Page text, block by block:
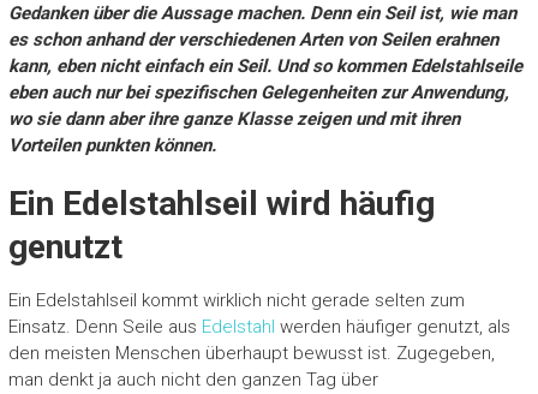
Gedanken über die Aussage machen. Denn ein Seil ist, wie man
es schon anhand der verschiedenen Arten von Seilen erahnen
kann, eben nicht einfach ein Seil. Und so kommen Edelstahlseile
eben auch nur bei spezifischen Gelegenheiten zur Anwendung,
wo sie dann aber ihre ganze Klasse zeigen und mit ihren
Vorteilen punkten können.
Ein Edelstahlseil wird häufig
genutzt
Ein Edelstahlseil kommt wirklich nicht gerade selten zum
Einsatz. Denn Seile aus Edelstahl werden häufiger genutzt, als
den meisten Menschen überhaupt bewusst ist. Zugegeben,
man denkt ja auch nicht den ganzen Tag über